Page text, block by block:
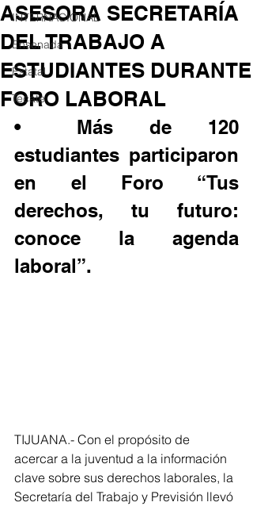
INTERNACIONAL
Ensenada
Estatal
Tecate
ASESORA SECRETARÍA
DEL TRABAJO A
ESTUDIANTES DURANTE
FORO LABORAL
•	Más de 120
estudiantes participaron
en el Foro “Tus
derechos, tu futuro:
conoce la agenda
laboral”.
TIJUANA.- Con el propósito de
acercar a la juventud a la información
clave sobre sus derechos laborales, la
Secretaría del Trabajo y Previsión llevó